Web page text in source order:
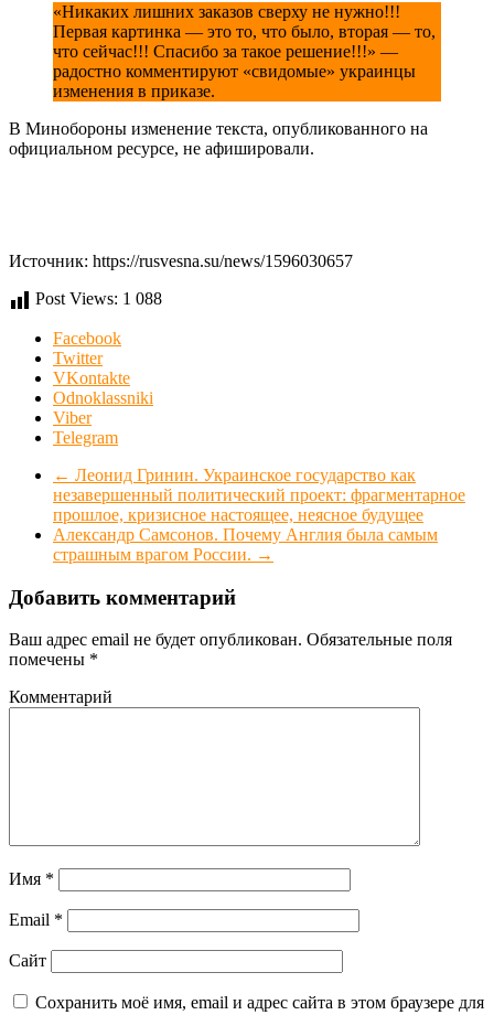
«Никаких лишних заказов сверху не нужно!!!
Первая картинка — это то, что было, вторая — то,
что сейчас!!! Спасибо за такое решение!!!» —
радостно комментируют «свидомые» украинцы
изменения в приказе.
В Минобороны изменение текста, опубликованного на
официальном ресурсе, не афишировали.
Источник: https://rusvesna.su/news/1596030657
Post Views: 1 088
Facebook
Twitter
VKontakte
Odnoklassniki
Viber
Telegram
← Леонид Гринин. Украинское государство как
незавершенный политический проект: фрагментарное
прошлое, кризисное настоящее, неясное будущее
Александр Самсонов. Почему Англия была самым
страшным врагом России. →
Добавить комментарий
Ваш адрес email не будет опубликован. Обязательные поля
помечены *
Комментарий
Имя *
Email *
Сайт
Сохранить моё имя, email и адрес сайта в этом браузере для